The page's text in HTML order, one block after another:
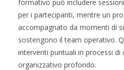
formativo può includere
per i partecipanti, mentre un
accompagnato da momenti di
sostengono il team operativo.
interventi puntuali in processi di
organizzativo profondo.